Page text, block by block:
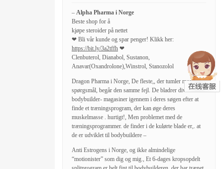
– Alpha Pharma i Norge
Beste shop for å
kjøpe steroider på nettet
❤ Bli vår kunde og spar penger! Klikk her:
https://bit.ly/3a2tffh ❤
Clenbuterol, Dianabol, Sustanon,
Anavar(Oxandrolone),Winstrol, Stanozolol
Dragon Pharma i Norge, De fleste,, der tumler med dette
spørgsmål, begår den samme fejl. De bladrer diverse
bodybuilder- magasiner igennem i deres søgen efter at
finde et træningsprogram, der kan øge deres
muskelmasse . hurtigt!, Men problemet med de
træningsprogrammer. de finder i de kulørte blade er,. at
de er udviklet til bodybuildere –
Anti Estrogens i Norge, og ikke almindelige
“motionister” som dig og mig., Et 6-dages kropsopdelt